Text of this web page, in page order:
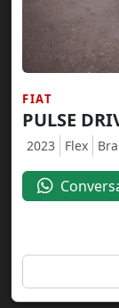
FIAT
PULSE
2023 Flex